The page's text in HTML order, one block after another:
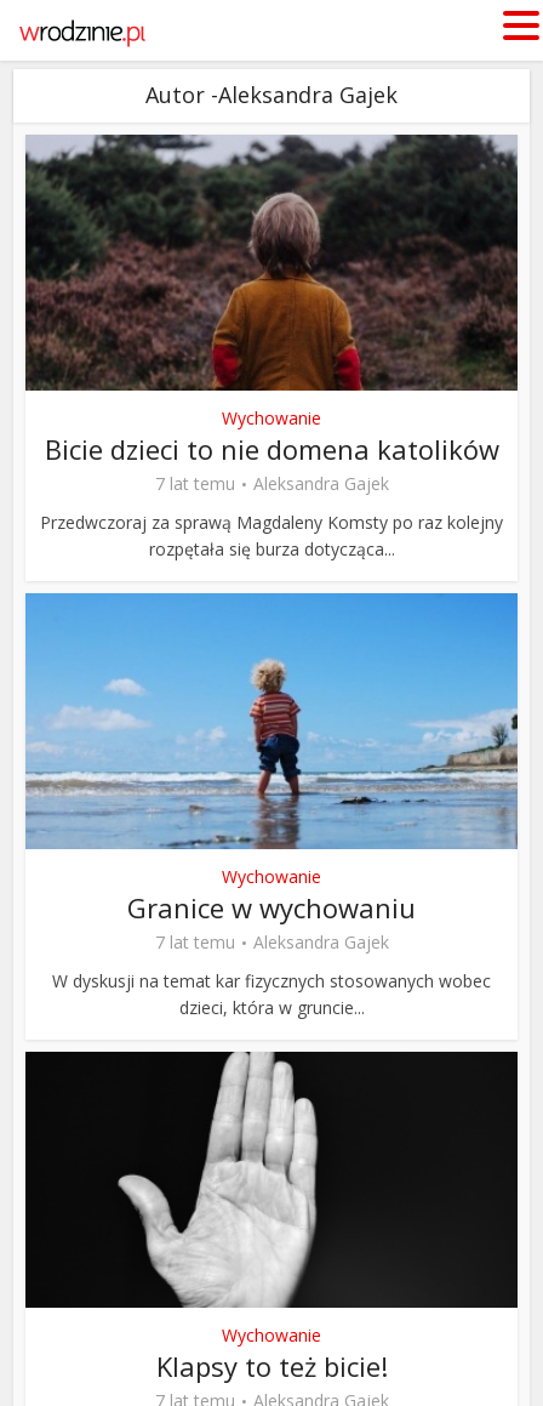
Autor -Aleksandra Gajek
Wychowanie
Bicie dzieci to nie domena katolików
7 lat temu
Aleksandra Gajek
Przedwczoraj za sprawą Magdaleny Komsty po raz kolejny
rozpętała się burza dotycząca...
Wychowanie
Granice w wychowaniu
7 lat temu
Aleksandra Gajek
W dyskusji na temat kar fizycznych stosowanych wobec
dzieci, która w gruncie...
Wychowanie
Klapsy to też bicie!
7 lat temu
Aleksandra Gajek